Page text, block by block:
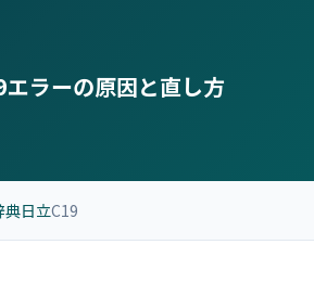
エラーの原因と直し方
典日立C19